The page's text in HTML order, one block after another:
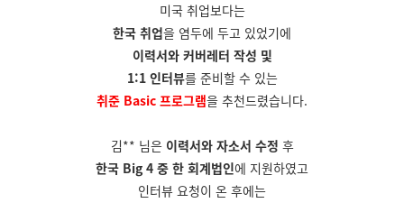
미국 취업보다는
한국 취업을 염두에 두고 있었기에
이력서와 커버레터 작성 및
1:1 인터뷰를 준비할 수 있는
취준 Basic 프로그램을 추천드렸습니다.
김** 님은 이력서와 자소서 수정 후
한국 Big 4 중 한 회계법인에 지원하였고
인터뷰 요청이 온 후에는